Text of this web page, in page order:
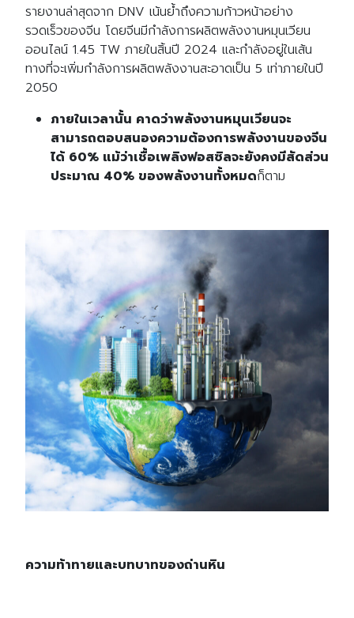
รายงานล่าสุดจาก DNV เน้นย้ำถึงความก้าวหน้าอย่าง
รวดเร็วของจีน โดยจีนมีกำลังการผลิตพลังงานหมุนเวียน
ออนไลน์ 1.45 TW ภายในสิ้นปี 2024 และกำลังอยู่ในเส้น
ทางที่จะเพิ่มกำลังการผลิตพลังงานสะอาดเป็น 5 เท่าภายในปี
2050
ภายในเวลานั้น คาดว่าพลังงานหมุนเวียนจะ
สามารถตอบสนองความต้องการพลังงานของจีน
ได้ 60% แม้ว่าเชื้อเพลิงฟอสซิลจะยังคงมีสัดส่วน
ประมาณ 40% ของพลังงานทั้งหมดก็ตาม
ความท้าทายและบทบาทของถ่านหิน